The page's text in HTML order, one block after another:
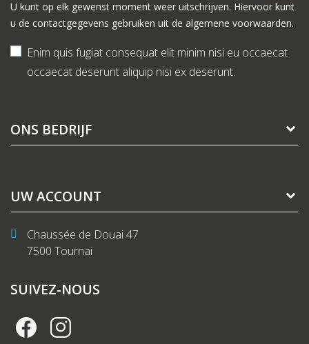
U kunt op elk gewenst moment weer uitschrijven. Hiervoor kunt
u de contactgegevens gebruiken uit de algemene voorwaarden.
Enim quis fugiat consequat elit minim nisi eu occaecat
occaecat deserunt aliquip nisi ex deserunt.
ONS BEDRIJF
UW ACCOUNT
Chaussée de Douai 47
7500 Tournai
SUIVEZ-NOUS